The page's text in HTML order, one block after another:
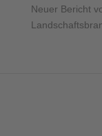
Neuer Bericht